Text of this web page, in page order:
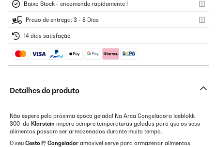
Baixo Stock - encomende rapidamente !
Prazo de entrega: 3 - 8 Dias
14 dias satisfação
Detalhes do produto
Não espere pela próxima época gelada! Na Arca Congeladora Iceblokk
300 da Klarstein impera sempre temperaturas geladas para que os seus
alimentos possam ser armazenados durante muito tempo.
O seu Cesto P/ Congelador amovível serve para armazenar alimentos